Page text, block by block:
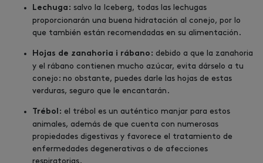
Lechuga: salvo la Iceberg, todas las lechugas
proporcionarán una buena hidratación al conejo, por lo
que también están recomendadas en su alimentación.
Hojas de zanahoria i rábano: debido a que la zanahoria
y el rábano contienen mucho azúcar, evita dárselo a tu
conejo: no obstante, puedes darle las hojas de estas
verduras, seguro que le encantarán.
Trébol: el trébol es un auténtico manjar para estos
animales, además de que cuenta con numerosas
propiedades digestivas y favorece el tratamiento de
enfermedades degenerativas o de afecciones
respiratorias.